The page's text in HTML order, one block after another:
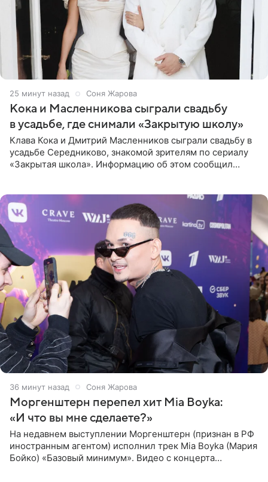
25 минут назад Соня Жарова
Кока и Масленникова сыграли свадьбу
в усадьбе, где снимали «Закрытую школу»
Клава Кока и Дмитрий Масленников сыграли свадьбу в
усадьбе Середниково, знакомой зрителям по сериалу
«Закрытая школа». Информацию об этом сообщил
36 минут назад Соня Жарова
Моргенштерн перепел хит Mia Boyka:
«И что вы мне сделаете?»
На недавнем выступлении Моргенштерн (признан в РФ
иностранным агентом) исполнил трек Mia Boyka (Мария
Бойко) «Базовый минимум». Видео с концерта